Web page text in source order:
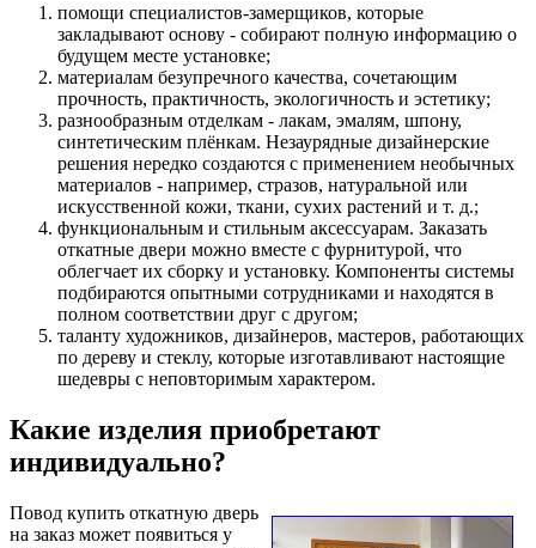
помощи специалистов-замерщиков, которые
закладывают основу - собирают полную информацию о
будущем месте установке;
материалам безупречного качества, сочетающим
прочность, практичность, экологичность и эстетику;
разнообразным отделкам - лакам, эмалям, шпону,
синтетическим плёнкам. Незаурядные дизайнерские
решения нередко создаются с применением необычных
материалов - например, стразов, натуральной или
искусственной кожи, ткани, сухих растений и т. д.;
функциональным и стильным аксессуарам. Заказать
откатные двери можно вместе с фурнитурой, что
облегчает их сборку и установку. Компоненты системы
подбираются опытными сотрудниками и находятся в
полном соответствии друг с другом;
таланту художников, дизайнеров, мастеров, работающих
по дереву и стеклу, которые изготавливают настоящие
шедевры с неповторимым характером.
Какие изделия приобретают
индивидуально?
Повод купить откатную дверь
на заказ может появиться у